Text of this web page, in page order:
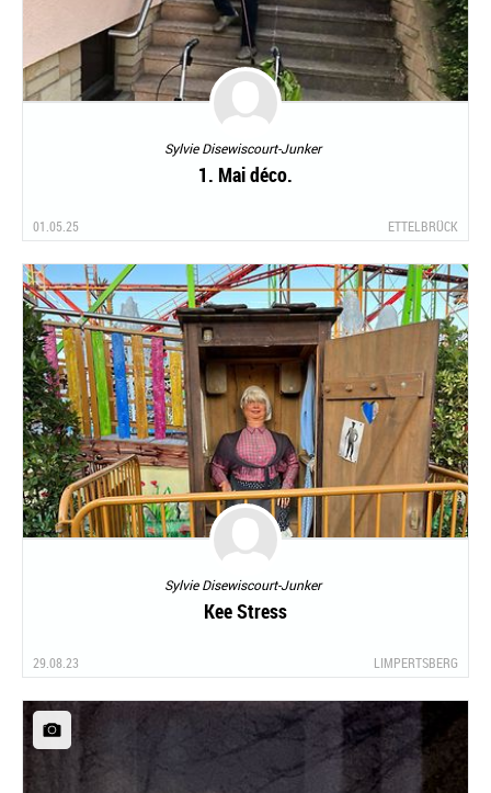
Sylvie Disewiscourt-Junker
1. Mai déco.
01.05.25 ETTELBRÜCK
Sylvie Disewiscourt-Junker
Kee Stress
29.08.23 LIMPERTSBERG